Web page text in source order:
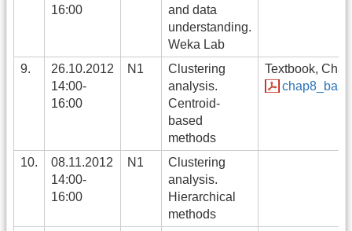
16:00
and data
understanding.
Weka Lab
9.
26.10.2012
14:00-
16:00
N1
Clustering
analysis.
Centroid-
based
methods
Textbook,
10.
08.11.2012
14:00-
16:00
N1
Clustering
analysis.
Hierarchical
methods